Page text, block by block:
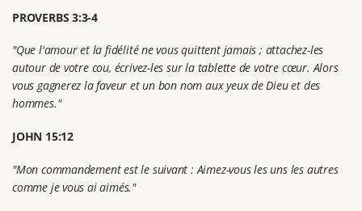
PROVERBS 3:3-4
"Que l'amour et la fidélité ne vous quittent jamais ; attachez-les
autour de votre cou, écrivez-les sur la tablette de votre cœur. Alors
vous gagnerez la faveur et un bon nom aux yeux de Dieu et des
hommes."
JOHN 15:12
"Mon commandement est le suivant : Aimez-vous les uns les autres
comme je vous ai aimés."